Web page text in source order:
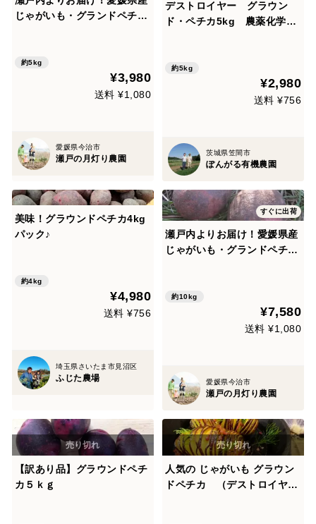
じゃがいも・グランドペチカ
合・ご家庭用】粘り気のある
しっとりとした食感とほどよ
い甘味がある希少品種です！
約5kg
¥3,980
送料 ¥1,080
愛媛県今治市
瀬戸の月灯り農園
デストロイヤー グラウン
ド・ペチカ5kg 農薬化学肥
約5kg
¥2,980
送料 ¥756
茨城県笠間市
ぽんがる有機農園
美味！グラウンドペチカ4kg
パック♪
約4kg
¥4,980
送料 ¥756
埼玉県さいたま市見沼区
ふじた農場
すぐに出荷
瀬戸内よりお届け！愛媛県産
じゃがいも・グランドペチカ
合・ご家庭用】粘り気のある
しっとりとした食感とほどよ
い甘味がある希少品種です！
約10kg
¥7,580
送料 ¥1,080
愛媛県今治市
瀬戸の月灯り農園
【訳あり品】グラウンドペチ
カ５ｋｇ
人気の じゃがいも グラウン
ドペチカ （デストロイヤ